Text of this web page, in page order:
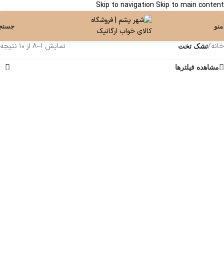
Skip to navigation Skip to main content
منو
خانه/تشک تخت نمایش 1–8 از 10 نتیجه
مشاهده فیلترها